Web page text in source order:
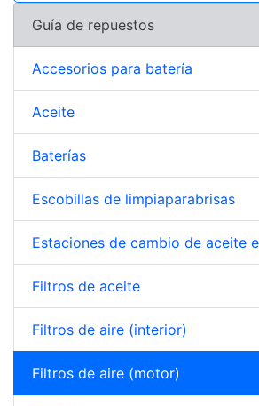
Guía de repuestos
Accesorios para batería
Aceite
Baterías
Escobillas de limpiaparabrisas
Estaciones de cambio de aceite
Filtros de aceite
Filtros de aire (interior)
Filtros de aire (motor)